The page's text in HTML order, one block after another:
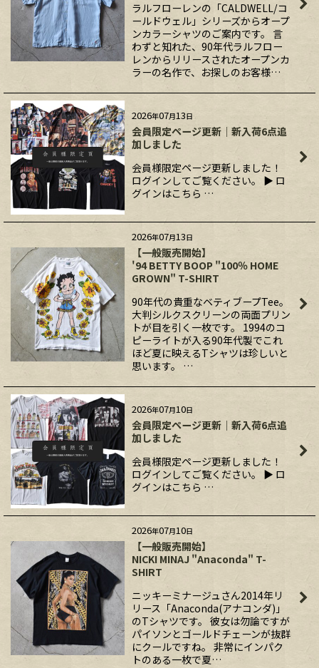
ラルフローレンの「CALDWELL/コ
ールドウェル」シリーズからオープ
ンカラーシャツのご案内です。 言
わずと知れた、90年代ラルフロー
レンからリリースされたオープンカ
ラーの名作で、お探しのお客様…
2026年07月13日
会員限定ページ更新｜新入荷6点追
加しました
会員様限定ページ更新しました！
ログインしてご覧ください。 ▶ ロ
グインはこちら …
2026年07月13日
【一般販売開始】
'94 BETTY BOOP "100％ HOME
GROWN" T-SHIRT
90年代の貴重なベティブープTee。
大判シルクスクリーンの両面プリン
トが目を引く一枚です。 1994のコ
ピーライトが入る90年代製でこれ
ほど夏に映えるTシャツは珍しいと
思います。 …
2026年07月10日
会員限定ページ更新｜新入荷6点追
加しました
会員様限定ページ更新しました！
ログインしてご覧ください。 ▶ ロ
グインはこちら …
2026年07月10日
【一般販売開始】
NICKI MINAJ "Anaconda" T-
SHIRT
ニッキーミナージュさん2014年リ
リース「Anaconda(アナコンダ)」
のTシャツです。 彼女は勿論ですが
パイソンとゴールドチェーンが抜群
にクールですね。 非常にインパク
トのある一枚で夏…